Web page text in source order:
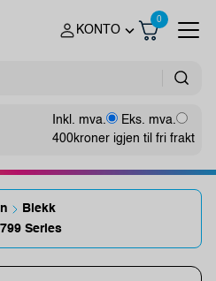
KONTO
0
Inkl. mva.
Eks. mva.
400kroner igjen til fri frakt
Blekk
Series